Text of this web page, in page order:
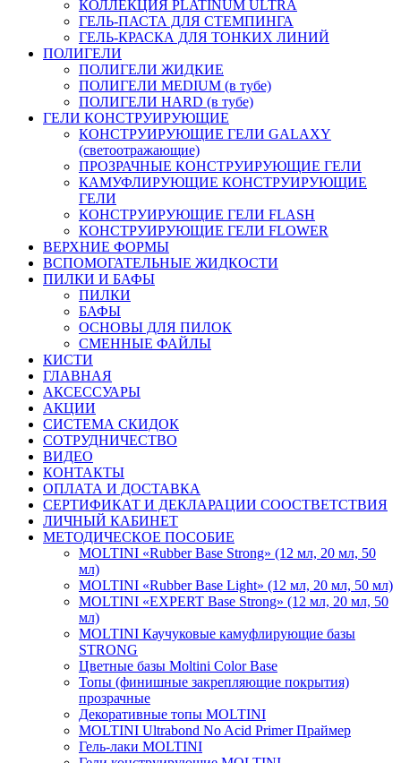
КОЛЛЕКЦИЯ PLATINUM ULTRA
ГЕЛЬ-ПАСТА ДЛЯ СТЕМПИНГА
ГЕЛЬ-КРАСКА ДЛЯ ТОНКИХ ЛИНИЙ
ПОЛИГЕЛИ
ПОЛИГЕЛИ ЖИДКИЕ
ПОЛИГЕЛИ MEDIUM (в тубе)
ПОЛИГЕЛИ HARD (в тубе)
ГЕЛИ КОНСТРУИРУЮЩИЕ
КОНСТРУИРУЮЩИЕ ГЕЛИ GALAXY
(светоотражающие)
ПРОЗРАЧНЫЕ КОНСТРУИРУЮЩИЕ ГЕЛИ
КАМУФЛИРУЮЩИЕ КОНСТРУИРУЮЩИЕ
ГЕЛИ
КОНСТРУИРУЮЩИЕ ГЕЛИ FLASH
КОНСТРУИРУЮЩИЕ ГЕЛИ FLOWER
ВЕРХНИЕ ФОРМЫ
ВСПОМОГАТЕЛЬНЫЕ ЖИДКОСТИ
ПИЛКИ И БАФЫ
ПИЛКИ
БАФЫ
ОСНОВЫ ДЛЯ ПИЛОК
СМЕННЫЕ ФАЙЛЫ
КИСТИ
ГЛАВНАЯ
АКСЕССУАРЫ
АКЦИИ
СИСТЕМА СКИДОК
СОТРУДНИЧЕСТВО
ВИДЕО
КОНТАКТЫ
ОПЛАТА И ДОСТАВКА
СЕРТИФИКАТ И ДЕКЛАРАЦИИ СООСТВЕТСТВИЯ
ЛИЧНЫЙ КАБИНЕТ
МЕТОДИЧЕСКОЕ ПОСОБИЕ
MOLTINI «Rubber Base Strong» (12 мл, 20 мл, 50
мл)
MOLTINI «Rubber Base Light» (12 мл, 20 мл, 50 мл)
MOLTINI «EXPERT Base Strong» (12 мл, 20 мл, 50
мл)
MOLTINI Каучуковые камуфлирующие базы
STRONG
Цветные базы Moltini Color Base
Топы (финишные закрепляющие покрытия)
прозрачные
Декоративные топы MOLTINI
MOLTINI Ultrabond No Acid Primer Праймер
Гель-лаки MOLTINI